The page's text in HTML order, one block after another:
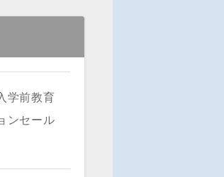
学前教育
ンセール